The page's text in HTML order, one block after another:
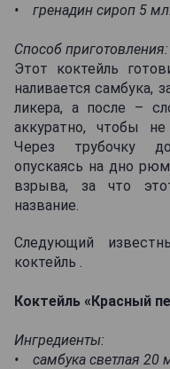
• гренадин сироп 5 мл.
Способ приготовления:
Этот коктейль
наливается самбука,
ликера, а после –
аккуратно, чтобы
Через трубочку
опускаясь на дно
взрыва, за что
название.
Следующий
коктейль .
Коктейль «Красный
Ингредиенты:
• самбука светлая 20